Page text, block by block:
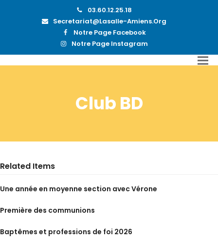
03.60.12.25.18
Secretariat@lasalle-Amiens.org
Notre Page Facebook
Notre Page Instagram
Club BD
Related Items
Une année en moyenne section avec Vérone
Première des communions
Baptêmes et professions de foi 2026